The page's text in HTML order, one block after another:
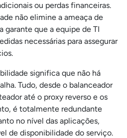
ou perdas financeiras.
não elimine a ameaça de
garante que a equipe de TI
necessárias para assegurar
significa que não há
Tudo, desde o balanceador
até o proxy reverso e os
é totalmente redundante
no nível das aplicações,
de disponibilidade do serviço.